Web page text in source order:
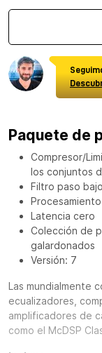
Paquete de
Compresor/
los conjuntos
Filtro paso
Latencia cero
Colección de
galardonados
Versión: 7
Las mundialmente
ecualizadores,
amplificadores de
como el McDSP